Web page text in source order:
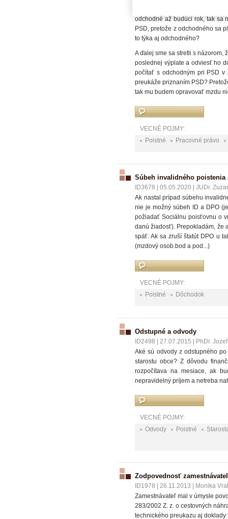
odchodné až budúci rok, tak sa
PSD, pretože z odchodného sa
to týka aj odchodného?
A ďalej sme sa stretli s názorom,
poslednej výplate a odviesť ho
počítať s odchodným pri PSD
preukáže priznaním PSD?
tak mu budem opravovať mzdu
VECNÉ POJMY:
Poistné
Pracovné právo
Súbeh invalidného
ID3678 05.05.2020
JUDr.
Ak nastal prípad súbehu
nie je možný súbeh ID a DPO
požiadať Sociálnu poisťovnu o
danú žiadosť). Prepokladám, že
späť. Ak sa zruší štatút DPO u
(mzdový osob.bod a pod...)
VECNÉ POJMY:
Poistné
Dôchodok
Odstupné a odvody
ID2498 27.07.2015
PhDr.
Aké sú odvody z odstupného
starostu obce? Z dôvodu
rozpočítava na mesiace, ak
nepravidelný príjem a netreba
VECNÉ POJMY:
Odvody
Poistné
Zodpovednosť
ID1978 26.11.2013
Monika
Zamestnávateľ mal v úmysle
283/2002 Z. z. o cestovných
technického preukazu aj